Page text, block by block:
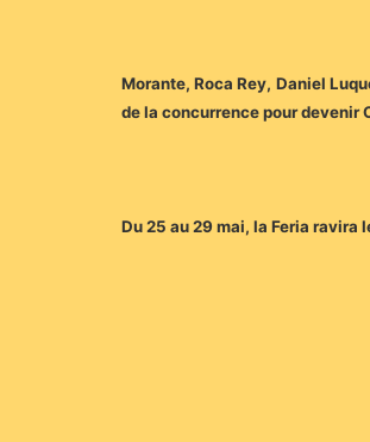
Morante, Roca Rey, Daniel
de la concurrence pour devenir
Du 25 au 29 mai, la Feria